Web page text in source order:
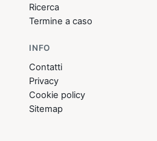
Ricerca
Termine a caso
INFO
Contatti
Privacy
Cookie policy
Sitemap